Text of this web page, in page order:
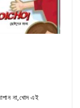
না,খোদ এই